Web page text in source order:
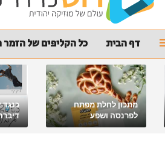
דף הבית כל הקליפים של
מתכון לחלת מפתח
לפרנסה ושפע
כנגד